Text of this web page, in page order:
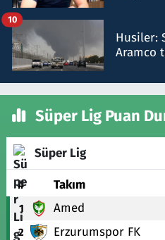
Husiler:
Aramco
10
Süper Lig Puan
Süper Lig
# Takım
1 Amed
2 Erzurumspor FK